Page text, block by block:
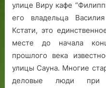
улице Виру кафе
его владельца
Кстати, это
месте до начала
прошлого века
улицы Сауна. Многие
деловые люди при